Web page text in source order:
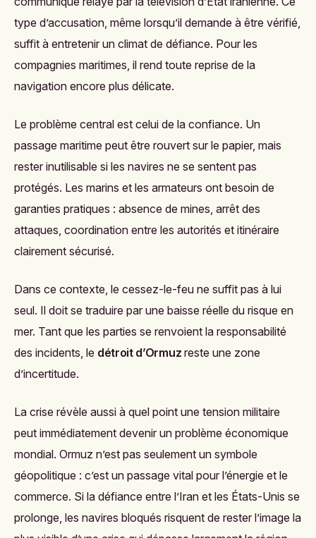
type d’accusation, même lorsqu’il demande à être vérifié,
suffit à entretenir un climat de défiance. Pour les
compagnies maritimes, il rend toute reprise de la
navigation encore plus délicate.
Le problème central est celui de la confiance. Un
passage maritime peut être rouvert sur le papier, mais
rester inutilisable si les navires ne se sentent pas
protégés. Les marins et les armateurs ont besoin de
garanties pratiques : absence de mines, arrêt des
attaques, coordination entre les autorités et itinéraire
clairement sécurisé.
Dans ce contexte, le cessez-le-feu ne suffit pas à lui
seul. Il doit se traduire par une baisse réelle du risque en
mer. Tant que les parties se renvoient la responsabilité
des incidents, le détroit d’Ormuz reste une zone
d’incertitude.
La crise révèle aussi à quel point une tension militaire
peut immédiatement devenir un problème économique
mondial. Ormuz n’est pas seulement un symbole
géopolitique : c’est un passage vital pour l’énergie et le
commerce. Si la défiance entre l’Iran et les États-Unis se
prolonge, les navires bloqués risquent de rester l’image la